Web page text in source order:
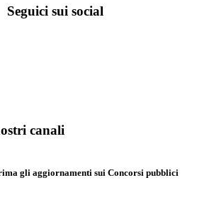
Seguici sui social
canali
gli aggiornamenti sui Concorsi pubblici